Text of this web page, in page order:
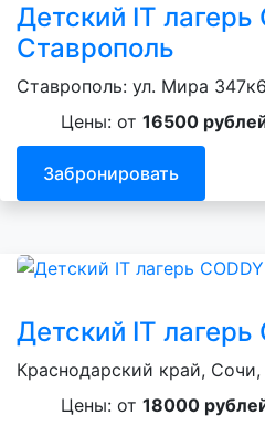
Детский IT лагерь
Ставрополь
Ставрополь: ул. Мира
Цены: от 16500
Забронировать
Детский IT лагерь
Краснодарский край, Сочи,
Цены: от 18000